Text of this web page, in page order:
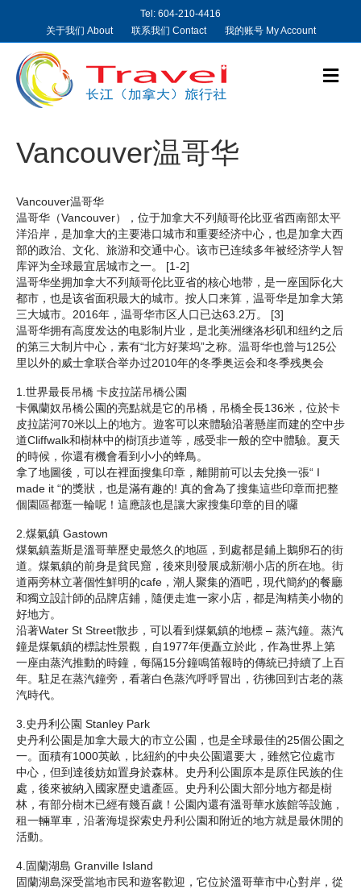
Tel: 604-210-4416
关于我们 About
联系我们 Contact 我的账号 My Account
M
e
Vancouver温哥华
Vancouver温哥华
温哥华（Vancouver），位于加拿大不列颠哥伦比亚省西南部太平
洋沿岸，是加拿大的主要港口城市和重要经济中心，也是加拿大西
部的政治、文化、旅游和交通中心。该市已连续多年被经济学人智
库评为全球最宜居城市之一。 [1-2]
温哥华坐拥加拿大不列颠哥伦比亚省的核心地带，是一座国际化大
都市，也是该省面积最大的城市。按人口来算，温哥华是加拿大第
三大城市。2016年，温哥华市区人口已达63.2万。 [3]
温哥华拥有高度发达的电影制片业，是北美洲继洛杉矶和纽约之后
的第三大制片中心，素有“北方好莱坞”之称。温哥华也曾与125公
里以外的威士拿联合举办过2010年的冬季奥运会和冬季残奥会
1.世界最長吊橋 卡皮拉諾吊橋公園
卡佩蘭奴吊橋公園的亮點就是它的吊橋，吊橋全長136米，位於卡
皮拉諾河70米以上的地方。遊客可以來體驗沿著懸崖而建的空中步
道Cliffwalk和樹林中的樹頂步道等，感受非一般的空中體驗。夏天
的時候，你還有機會看到小小的蜂鳥。
拿了地圖後，可以在裡面搜集印章，離開前可以去兌換一張“ I
made it “的獎狀，也是滿有趣的! 真的會為了搜集這些印章而把整
個園區都逛一輪呢！這應該也是讓大家搜集印章的目的囉
2.煤氣鎮 Gastown
煤氣鎮蓋斯是溫哥華歷史最悠久的地區，到處都是鋪上鵝卵石的街
道。煤氣鎮的前身是貧民窟，後來則發展成新潮小店的所在地。街
道兩旁林立著個性鮮明的cafe，潮人聚集的酒吧，現代簡約的餐廳
和獨立設計師的品牌店鋪，隨便走進一家小店，都是淘精美小物的
好地方。
沿著Water St Street散步，可以看到煤氣鎮的地標 – 蒸汽鐘。蒸汽
鐘是煤氣鎮的標誌性景觀，自1977年便矗立於此，作為世界上第
一座由蒸汽推動的時鐘，每隔15分鐘鳴笛報時的傳統已持續了上百
年。駐足在蒸汽鐘旁，看著白色蒸汽呼呼冒出，彷彿回到古老的蒸
汽時代。
3.史丹利公園 Stanley Park
史丹利公園是加拿大最大的市立公園，也是全球最佳的25個公園之
一。面積有1000英畝，比紐約的中央公園還要大，雖然它位處市
中心，但到達後妨如置身於森林。史丹利公園原本是原住民族的住
處，後來被納入國家歷史遺產區。史丹利公園大部分地方都是樹
林，有部分樹木已經有幾百歲！公園內還有溫哥華水族館等設施，
租一輛單車，沿著海堤探索史丹利公園和附近的地方就是最休閒的
活動。
4.固蘭湖島 Granville Island
固蘭湖島深受當地市民和遊客歡迎，它位於溫哥華市中心對岸，從